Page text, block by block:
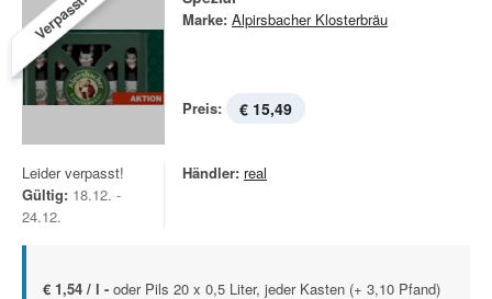
Verpasst! Marke: Alpirsbacher Klosterbräu
Preis: € 15,49
Leider verpasst!
Gültig: 18.12. -
24.12.
Händler: real
€ 1,54 / l - oder Pils 20 x 0,5 Liter, jeder Kasten (+ 3,10 Pfand)